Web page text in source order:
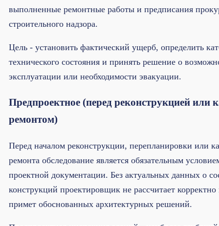
выполненные ремонтные работы и предписания
строительного надзора.
Цель - установить фактический ущерб, определить
технического состояния и принять решение о
эксплуатации или необходимости эвакуации.
Предпроектное (перед реконструкцией или
ремонтом)
Перед началом реконструкции, перепланировки или
ремонта обследование является обязательным
проектной документации. Без актуальных данных о
конструкций проектировщик не рассчитает корректно
примет обоснованных архитектурных решений.